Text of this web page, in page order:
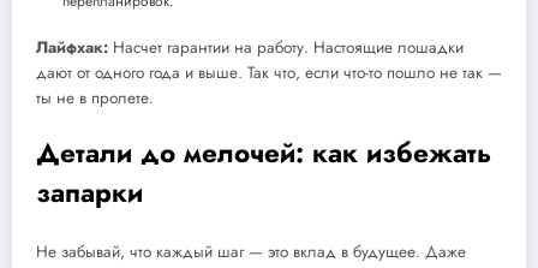
Лайфхак: Насчет гарантии на работу. Настоящие лошадки
дают от одного года и выше. Так что, если что-то пошло не так —
ты не в пролете.
Детали до мелочей: как избежать
запарки
Не забывай, что каждый шаг — это вклад в будущее. Даже